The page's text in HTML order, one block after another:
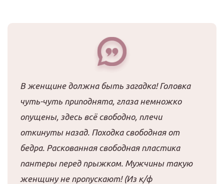
В женщине должна быть загадка! Головка
чуть-чуть приподнята, глаза немножко
опущены, здесь всё свободно, плечи
откинуты назад. Походка свободная от
бедра. Раскованная свободная пластика
пантеры перед прыжком. Мужчины такую
женщину не пропускают! (Из к/ф